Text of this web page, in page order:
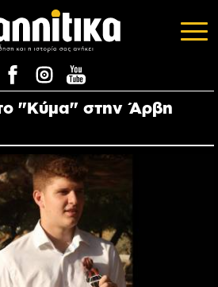
"Κύμα" στην Άρβη